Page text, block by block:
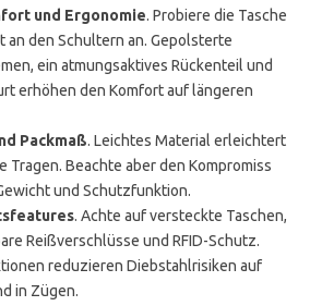
und Ergonomie. Probiere die Tasche
an den Schultern an. Gepolsterte
ein atmungsaktives Rückenteil und
erhöhen den Komfort auf längeren
Packmaß. Leichtes Material erleichtert
Tragen. Beachte aber den Kompromiss
und Schutzfunktion.
. Achte auf versteckte Taschen,
Reißverschlüsse und RFID-Schutz.
reduzieren Diebstahlrisiken auf
in Zügen.